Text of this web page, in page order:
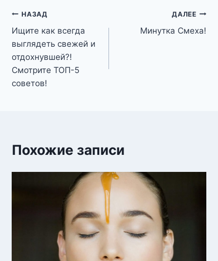
Навигация
по
записям
НАЗАД
Ищите как всегда
выглядеть свежей и
отдохнувшей?!
Смотрите ТОП-5
советов!
ДАЛЕЕ
Минутка Смеха!
Похожие записи